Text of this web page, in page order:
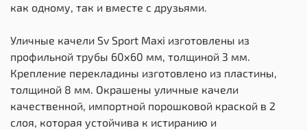
как одному, так и вместе с друзьями.
Уличные качели Sv Sport Maxi изготовлены из
профильной трубы 60х60 мм, толщиной 3 мм.
Крепление перекладины изготовлено из пластины,
толщиной 8 мм. Окрашены уличные качели
качественной, импортной порошковой краской в 2
слоя, которая устойчива к истиранию и